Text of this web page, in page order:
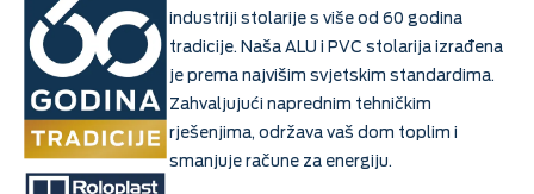
industriji stolarije s više od 60 godina
tradicije. Naša ALU i PVC stolarija izrađena
je prema najvišim svjetskim standardima.
Zahvaljujući naprednim tehničkim
rješenjima, održava vaš dom toplim i
smanjuje račune za energiju.